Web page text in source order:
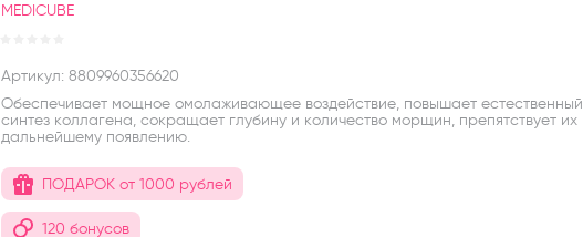
MEDICUBE
Артикул: 8809960356620
Обеспечивает мощное омолаживающее воздействие, повышает естественный
синтез коллагена, сокращает глубину и количество морщин, препятствует их
дальнейшему появлению.
ПОДАРОК от 1000 рублей
120 бонусов